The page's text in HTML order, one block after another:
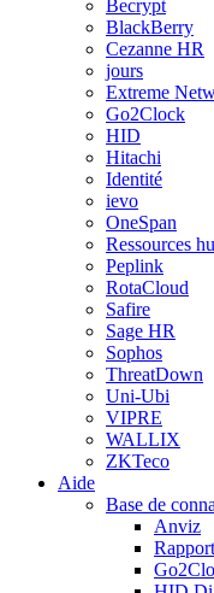
Becrypt
BlackBerry
Cezanne HR
jours
Extreme
Go2Clock
HID
Hitachi
Identité
ievo
OneSpan
Ressources
Peplink
RotaCloud
Safire
Sage HR
Sophos
ThreatDown
Uni-Ubi
VIPRE
WALLIX
ZKTeco
Aide
Base de
Anviz